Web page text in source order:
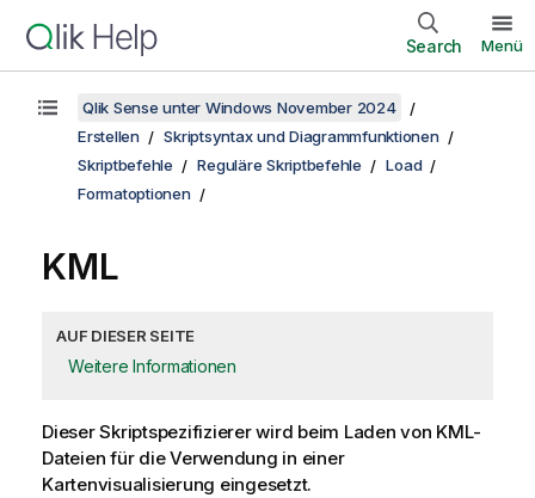
Search Menü
Qlik Sense unter Windows November 2024
Erstellen
Skriptsyntax und Diagrammfunktionen
Skriptbefehle
Reguläre Skriptbefehle
Load
Formatoptionen
KML
AUF DIESER SEITE
Weitere Informationen
Dieser Skriptspezifizierer wird beim Laden von KML-
Dateien für die Verwendung in einer
Kartenvisualisierung eingesetzt.